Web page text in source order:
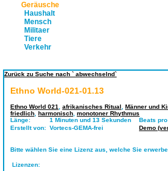
Geräusche
Haushalt
Mensch
Militaer
Tiere
Verkehr
Zurück zu Suche nach ` abwechselnd`
Ethno World-021-01.13
Ethno World 021 afrikanisches Ritual Männer und
friedlich harmonisch monotoner Rhythmus
Länge:
1 Minuten und 13 Sekunden Beats
Erstellt von: Vortecs-GEMA-frei Demo
Bitte wählen Sie eine Lizenz aus, welche Sie
Lizenzen: